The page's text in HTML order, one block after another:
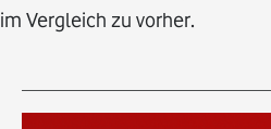
im Vergleich zu vorher.